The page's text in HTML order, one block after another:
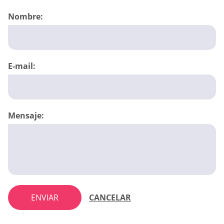
Nombre:
E-mail:
Mensaje:
ENVIAR CANCELAR